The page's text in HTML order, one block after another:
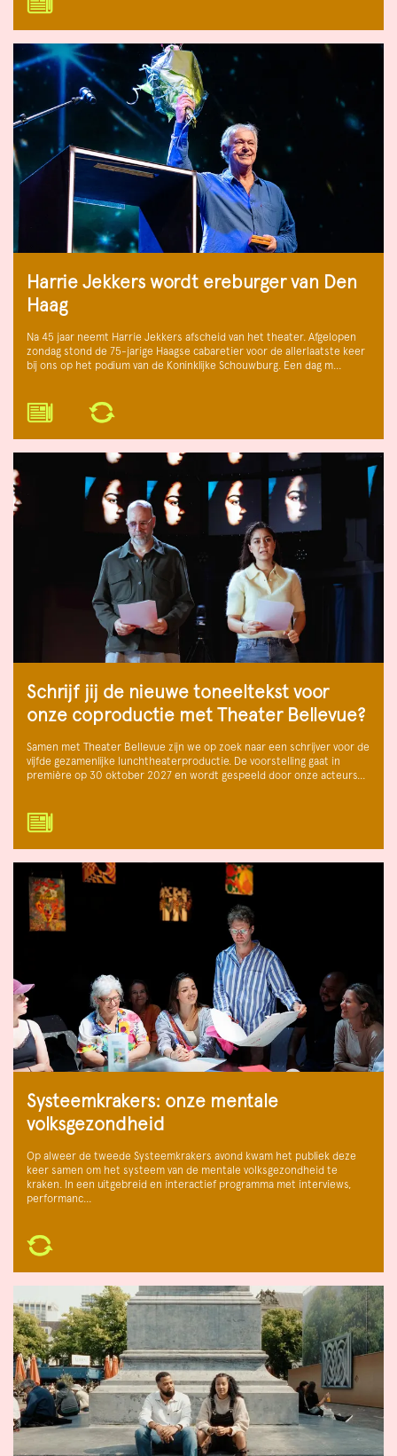
Harrie Jekkers wordt ereburger van Den
Haag
Na 45 jaar neemt Harrie Jekkers afscheid van het theater. Afgelopen
zondag stond de 75-jarige Haagse cabaretier voor de allerlaatste keer
bij ons op het podium van de Koninklijke Schouwburg. Een dag m…
Schrijf jij de nieuwe toneeltekst voor
onze coproductie met Theater Bellevue?
Samen met Theater Bellevue zijn we op zoek naar een schrijver voor de
vijfde gezamenlijke lunchtheaterproductie. De voorstelling gaat in
première op 30 oktober 2027 en wordt gespeeld door onze acteurs…
Systeemkrakers: onze mentale
volksgezondheid
Op alweer de tweede Systeemkrakers avond kwam het publiek deze
keer samen om het systeem van de mentale volksgezondheid te
kraken. In een uitgebreid en interactief programma met interviews,
performanc…